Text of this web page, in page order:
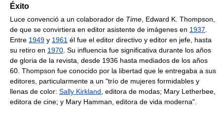
Éxito
Luce convenció a un colaborador de Time , Edward K. Thompson,
de que se convirtiera en editor asistente de imágenes en 1937
Entre 1949 y 1961 él fue el editor directivo y editor en jefe, hasta
su retiro en 1970 . Su influencia fue significativa durante los años
de gloria de la revista, desde 1936 hasta mediados de los años
60. Thompson fue conocido por la libertad que le entregaba a sus
editores, particularmente a un "trío de mujeres formidables y
llenas de color: Sally Kirkland , editora de modas; Mary Letherbee,
editora de cine; y Mary Hamman, editora de vida moderna".